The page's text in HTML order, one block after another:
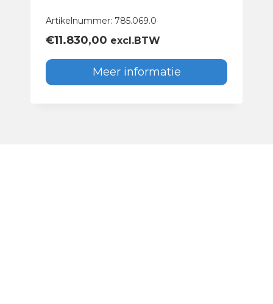
Artikelnummer: 785.069.0
€11.830,00 excl.BTW
Meer informatie